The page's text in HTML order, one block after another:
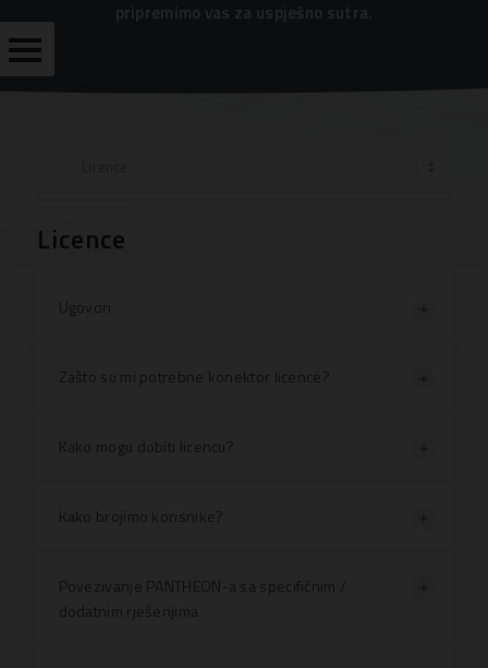
pripremimo vas za uspješno sutra.
POSTAVLJENA
BESPLATNI
KORISNIČKE
Licence
Ugovori
Zašto su mi potrebne konektor licence?
Kako mogu dobiti licencu?
Kako brojimo korisnike?
Povezivanje PANTHEON-a sa specifičnim /
dodatnim rješenjima